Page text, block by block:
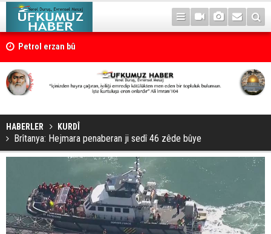
Petrol erzan bû
HABERLER KURDÎ
Brîtanya: Hejmara penaberan ji sedî 46 zêde bûye